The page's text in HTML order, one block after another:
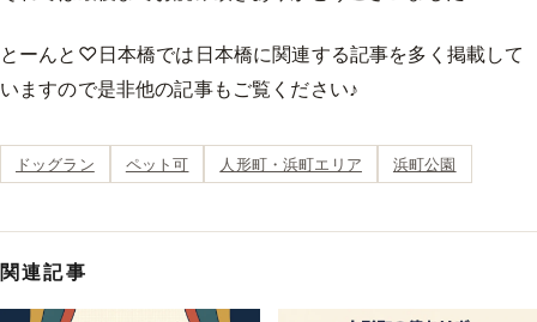
とーんと♡日本橋では日本橋に関連する記事を多く掲載して
いますので是非他の記事もご覧ください♪
ドッグラン ペット可 人形町・浜町エリア 浜町公園
関連記事